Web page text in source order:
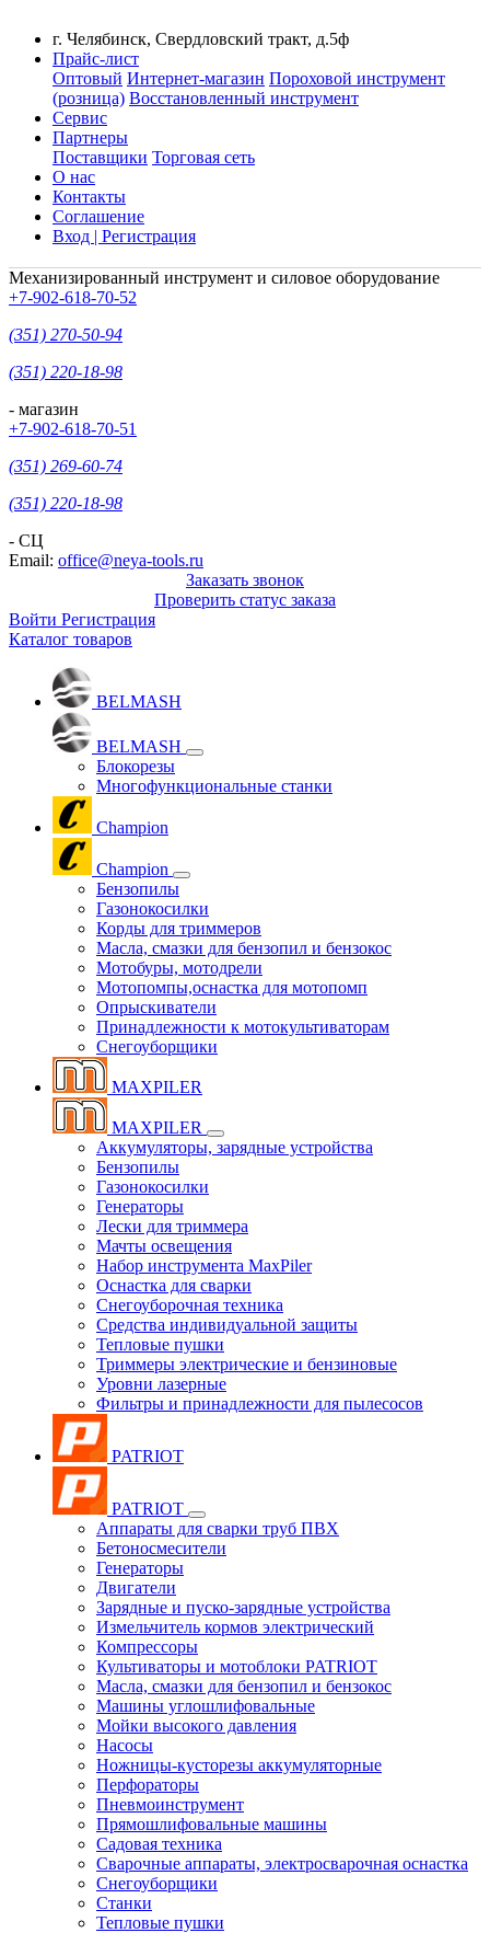
г. Челябинск, Свердловский тракт, д.5ф
Прайс-лист
Оптовый Интернет-магазин Пороховой инструмент
(розница) Восстановленный инструмент
Сервис
Партнеры
Поставщики Торговая сеть
О нас
Контакты
Соглашение
Вход | Регистрация
Механизированный инструмент и силовое оборудование
+7-902-618-70-52
(351) 270-50-94
(351) 220-18-98
- магазин
+7-902-618-70-51
(351) 269-60-74
(351) 220-18-98
- СЦ
Email: office@neya-tools.ru
Заказать звонок
Проверить статус заказа
Войти Регистрация
Каталог товаров
BELMASH
BELMASH
Блокорезы
Многофункциональные станки
Champion
Champion
Бензопилы
Газонокосилки
Корды для триммеров
Масла, смазки для бензопил и бензокос
Мотобуры, мотодрели
Мотопомпы,оснастка для мотопомп
Опрыскиватели
Принадлежности к мотокультиваторам
Снегоуборщики
MAXPILER
MAXPILER
Аккумуляторы, зарядные устройства
Бензопилы
Газонокосилки
Генераторы
Лески для триммера
Мачты освещения
Набор инструмента MaxPiler
Оснастка для сварки
Снегоуборочная техника
Средства индивидуальной защиты
Тепловые пушки
Триммеры электрические и бензиновые
Уровни лазерные
Фильтры и принадлежности для пылесосов
PATRIOT
PATRIOT
Аппараты для сварки труб ПВХ
Бетоносмесители
Генераторы
Двигатели
Зарядные и пуско-зарядные устройства
Измельчитель кормов электрический
Компрессоры
Культиваторы и мотоблоки PATRIOT
Масла, смазки для бензопил и бензокос
Машины углошлифовальные
Мойки высокого давления
Насосы
Ножницы-кусторезы аккумуляторные
Перфораторы
Пневмоинструмент
Прямошлифовальные машины
Садовая техника
Сварочные аппараты, электросварочная оснастка
Снегоуборщики
Станки
Тепловые пушки